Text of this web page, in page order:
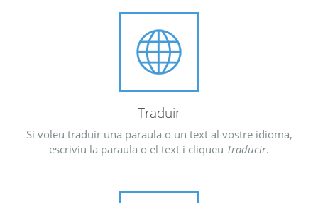
Traduir
Si voleu traduir una paraula o un text al vostre idioma,
escriviu la paraula o el text i cliqueu Traducir.